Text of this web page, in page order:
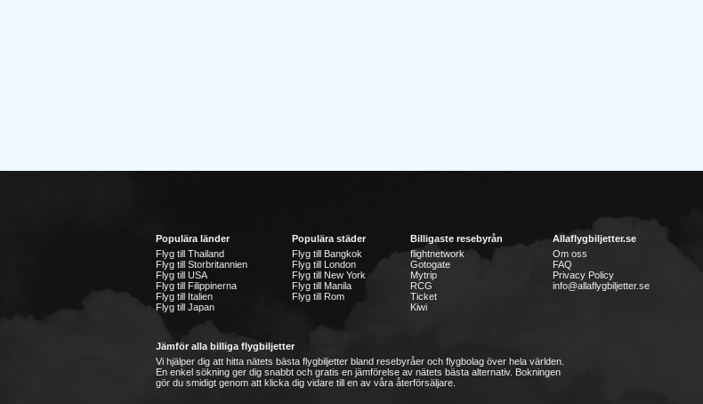
Populära länder
Flyg till Thailand
Flyg till Storbritannien
Flyg till USA
Flyg till Filippinerna
Flyg till Italien
Flyg till Japan
Populära städer
Flyg till Bangkok
Flyg till London
Flyg till New York
Flyg till Manila
Flyg till Rom
Billigaste resebyrån
flightnetwork
Gotogate
Mytrip
RCG
Ticket
Kiwi
Allaflygbiljetter.se
Om oss
FAQ
Privacy Policy
info@allaflygbiljetter.se
Jämför alla billiga flygbiljetter
Vi hjälper dig att hitta nätets bästa flygbiljetter bland resebyråer och flygbolag över hela världen.
En enkel sökning ger dig snabbt och gratis en jämförelse av nätets bästa alternativ. Bokningen
gör du smidigt genom att klicka dig vidare till en av våra återförsäljare.